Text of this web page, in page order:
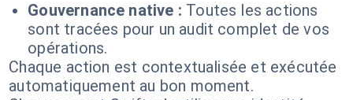
Gouvernance native : Toutes les actions
sont tracées pour un audit complet de vos
opérations.
Chaque action est contextualisée et exécutée
automatiquement au bon moment.